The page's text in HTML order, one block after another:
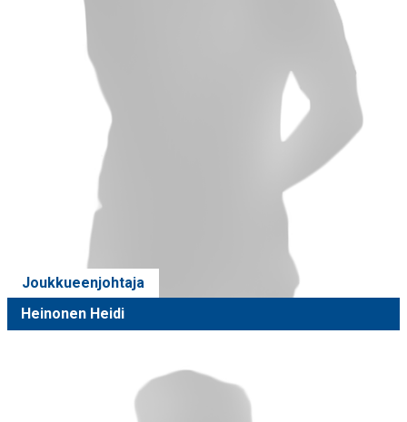
Joukkueenjohtaja
Heinonen Heidi